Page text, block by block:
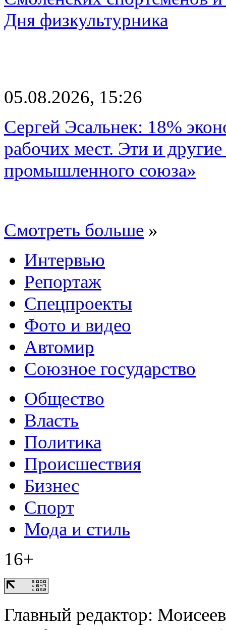
Дня физкультурника
05.08.2026, 15:26
Сергей Эсальнек: 18%
рабочих мест. Эти и
промышленного союза»
Смотреть больше »
Интервью
Репортаж
Спецпроекты
Фото и видео
Автомир
Союзное государство
Общество
Власть
Политика
Происшествия
Бизнес
Спорт
Мода и стиль
16+
Главный редактор: